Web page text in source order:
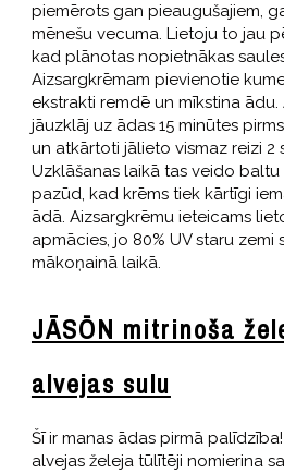
piemērots gan pieaugušajiem,
mēnešu vecuma. Lietoju to jau
kad plānotas nopietnākas
Aizsargkrēmam pievienotie
ekstrakti remdē un mīkstina ādu.
jāuzklāj uz ādas 15 minūtes
un atkārtoti jālieto vismaz reizi 2
Uzklāšanas laikā tas veido baltu
pazūd, kad krēms tiek kārtīgi
ādā. Aizsargkrēmu ieteicams
apmācies, jo 80% UV staru zemi
mākoņainā laikā.
JĀSÖN mitrinoša
alvejas sulu
Šī ir manas ādas pirmā
alvejas želeja tūlītēji nomierina